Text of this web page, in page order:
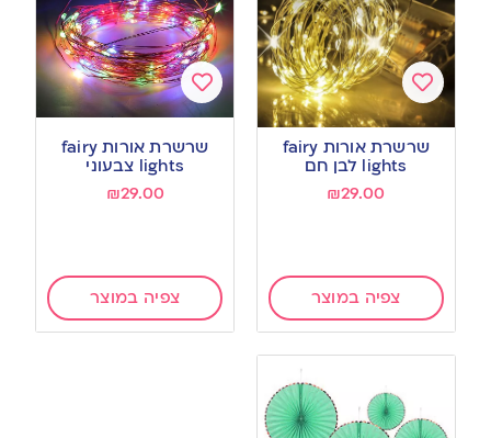
Add
to
wishlist
שרשרת אורות fairy
lights לבן חם
₪29.00
צפיה במוצר
Add
to
wishlist
שרשרת אורות fairy
lights צבעוני
₪29.00
צפיה במוצר